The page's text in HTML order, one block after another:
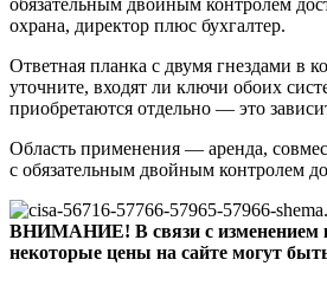
обязательным двойным контролем
охрана, директор плюс бухгалтер.
Ответная планка с двумя гнездами в
уточните, входят ли ключи обоих
приобретаются отдельно — это
Область применения — аренда,
с обязательным двойным контролем
ВНИМАНИЕ! В связи с изменением
некоторые цены на сайте могут